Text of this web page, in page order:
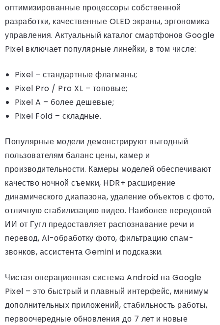
оптимизированные процессоры собственной
разработки, качественные OLED экраны, эргономика
управления. Актуальный каталог смартфонов Google
Pixel включает популярные линейки, в том числе:
Pixel – стандартные флагманы;
Pixel Pro / Pro XL – топовые;
Pixel A – более дешевые;
Pixel Fold – складные.
Популярные модели демонстрируют выгодный
пользователям баланс цены, камер и
производительности. Камеры моделей обеспечивают
качество ночной съемки, HDR+ расширение
динамического диапазона, удаление объектов с фото,
отличную стабилизацию видео. Наиболее передовой
ИИ от Гугл предоставляет распознавание речи и
перевод, AI-обработку фото, фильтрацию спам-
звонков, ассистента Gemini и подсказки.
Чистая операционная система Android на Google
Pixel – это быстрый и плавный интерфейс, минимум
дополнительных приложений, стабильность работы,
первоочередные обновления до 7 лет и новые